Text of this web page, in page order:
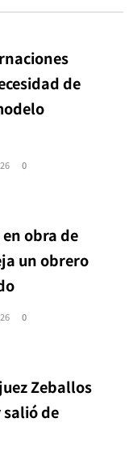
de
0
obra de
un obrero
0
Zeballos
de